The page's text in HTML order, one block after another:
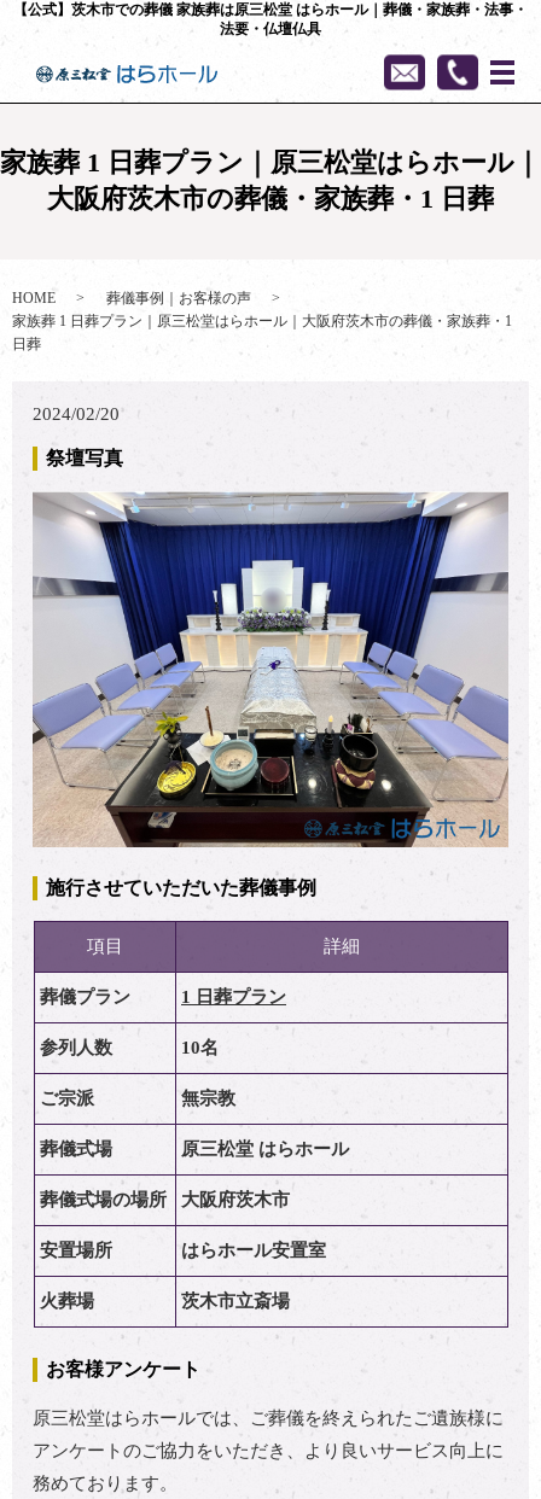
【公式】茨木市での葬儀 家族葬は原三松堂 はらホール｜葬儀・家族葬・法事・
法要・仏壇仏具
家族葬 1 日葬プラン｜原三松堂はらホール｜
大阪府茨木市の葬儀・家族葬・1 日葬
HOME
葬儀事例｜お客様の声
家族葬 1 日葬プラン｜原三松堂はらホール｜大阪府茨木市の葬儀・家族葬・1
日葬
2024/02/20
祭壇写真
施行させていただいた葬儀事例
項目 詳細
葬儀プラン 1 日葬プラン
参列人数 10名
ご宗派 無宗教
葬儀式場 原三松堂 はらホール
葬儀式場の場所 大阪府茨木市
安置場所 はらホール安置室
火葬場 茨木市立斎場
お客様アンケート
原三松堂はらホールでは、ご葬儀を終えられたご遺族様に
アンケートのご協力をいただき、より良いサービス向上に
務めております。